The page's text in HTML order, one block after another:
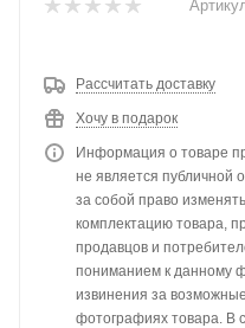
Рассчитать доставку
Хочу в подарок
Информация о товаре
не является публичной
за собой право
комплектацию товара,
продавцов и
пониманием к данному
извинения за
фотографиях товара. В